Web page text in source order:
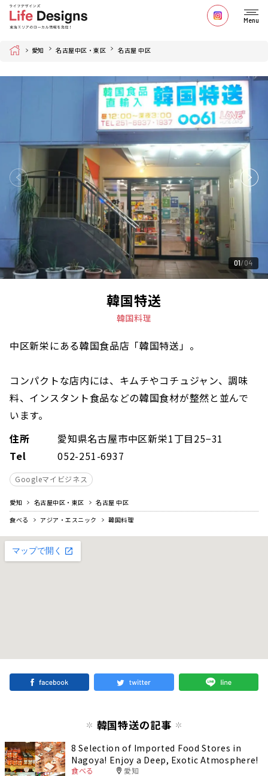
Menu
Home 愛知 名古屋中区・東区 名古屋 中区
01 04
韓国特送
韓国料理
中区新栄にある韓国食品店「韓国特送」。
コンパクトな店内には、キムチやコチュジャン、調味
料、インスタント食品などの韓国食材が整然と並んで
います。
住所
愛知県名古屋市中区新栄1丁目25−31
Tel
052-251-6937
Googleマイビジネス
愛知 名古屋中区・東区
名古屋 中区
食べる
アジア・エスニック 韓国料理
韓国特送の記事
8 Selection of Imported Food Stores in
Nagoya! Enjoy a Deep, Exotic Atmosphere!
食べる 愛知